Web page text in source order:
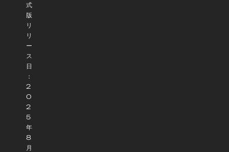
式
版
リ
リ
ー
ス
日
：
2
0
2
5
年
8
月